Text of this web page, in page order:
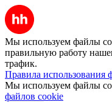
Мы используем файлы
правильную работу
трафик.
Правила использования
Мы используем файлы
файлов cookie